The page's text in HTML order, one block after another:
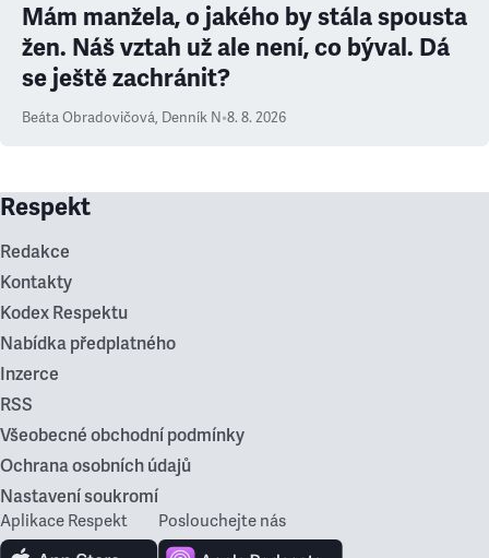
Mám manžela, o jakého by stála spousta
žen. Náš vztah už ale není, co býval. Dá
se ještě zachránit?
Beáta Obradovičová, Denník N•8. 8. 2026
Respekt
Redakce
Kontakty
Kodex Respektu
Nabídka předplatného
Inzerce
RSS
Všeobecné obchodní podmínky
Ochrana osobních údajů
Nastavení soukromí
Aplikace Respekt Poslouchejte nás